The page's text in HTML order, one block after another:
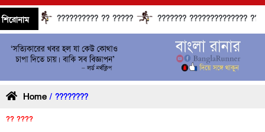
শিরোনাম ?????????? ?? ????? ??????? ?????????????? ??????
Home / ????????
?? ????